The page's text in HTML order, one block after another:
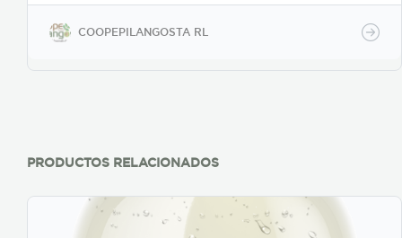
COOPEPILANGOSTA RL
PRODUCTOS RELACIONADOS